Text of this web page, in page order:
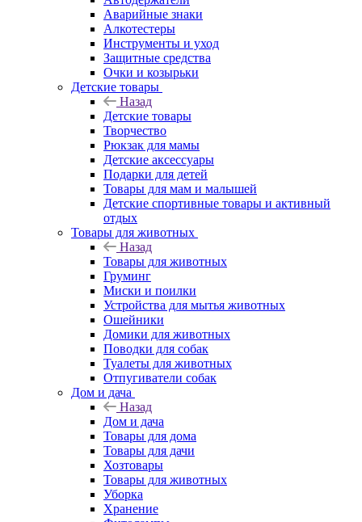
Аварийные знаки
Алкотестеры
Инструменты и уход
Защитные средства
Очки и козырьки
Детские товары
Назад
Детские товары
Творчество
Рюкзак для мамы
Детские аксессуары
Подарки для детей
Товары для мам и малышей
Детские спортивные товары и активный
отдых
Товары для животных
Назад
Товары для животных
Груминг
Миски и поилки
Устройства для мытья животных
Ошейники
Домики для животных
Поводки для собак
Туалеты для животных
Отпугиватели собак
Дом и дача
Назад
Дом и дача
Товары для дома
Товары для дачи
Хозтовары
Товары для животных
Уборка
Хранение